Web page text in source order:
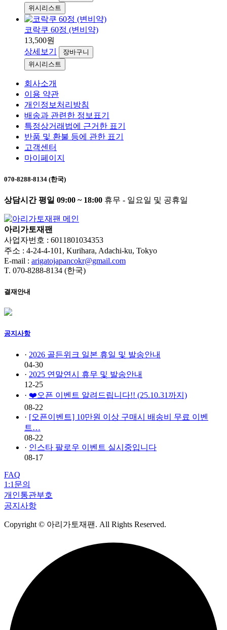
위시리스트
코락쿠 60정 (변비약)
13,500원
상세보기
장바구니
위시리스트
회사소개
이용 약관
개인정보처리방침
배송과 관련한 정보표기
특정상거래법에 근거한 표기
반품 및 환불 등에 관한 표기
고객센터
마이페이지
070-8288-8134 (한국)
상담시간 평일 09:00 ~ 18:00 휴무 - 일요일 및 공휴일
아리가토재팬
사업자번호 : 6011801034353
주소 : 4-24-4-101, Kurihara, Adachi-ku, Tokyo
E-mail : arigatojapancokr@gmail.com
T. 070-8288-8134 (한국)
결재안내
공지사항
· 2026 골든위크 일본 휴일 및 발송안내
04-30
· 2025 연말연시 휴무 및 발송안내
12-25
· ❤️오픈 이벤트 알려드립니다!! (25.10.31까지)
08-22
· [오픈이벤트] 10만원 이상 구매시 배송비 무료 이벤
트…
08-22
· 인스타 팔로우 이벤트 실시중입니다
08-17
FAQ
1:1문의
개인통관부호
공지사항
Copyright © 아리가토재팬. All Rights Reserved.